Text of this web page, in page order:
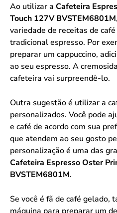
Ao utilizar a Cafeteira
Touch 127V BVSTEM6801M
variedade de receitas de
tradicional espresso. Por
preparar um cappuccino,
ao seu espresso. A
cafeteira vai surpreendê-lo.
Outra sugestão é utilizar a
personalizados. Você pode
e café de acordo com sua
que atendem ao seu gosto
personalização é uma das
Cafeteira Espresso Oster
BVSTEM6801M.
Se você é fã de café gelado,